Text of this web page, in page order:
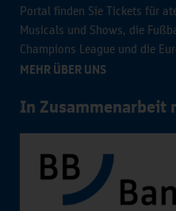
Portal finden Sie Tickets für
Musicals und Shows, die
Champions League und die
MEHR ÜBER UNS
In Zusammenarbeit